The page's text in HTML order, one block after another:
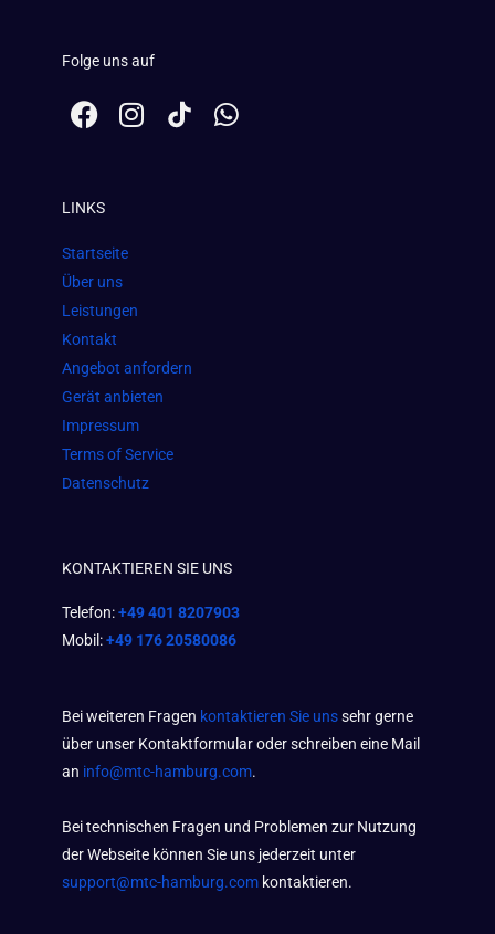
Folge uns auf
F
a
b
o
o
k
I
n
m
W
h
LINKS
Startseite
Über uns
Leistungen
Kontakt
Angebot anfordern
Gerät anbieten
Impressum
Terms of Service
Datenschutz
KONTAKTIEREN SIE UNS
Telefon:+49 401 8207903
Mobil:+49 176 20580086
Bei weiteren Fragen kontaktieren Sie unssehr gerne
über unser Kontaktformular oder schreiben eine Mail
an info@mtc-hamburg.com.
Bei technischen Fragen und Problemen zur Nutzung
der Webseite können Sie uns jederzeit unter
support@mtc-hamburg.com kontaktieren.